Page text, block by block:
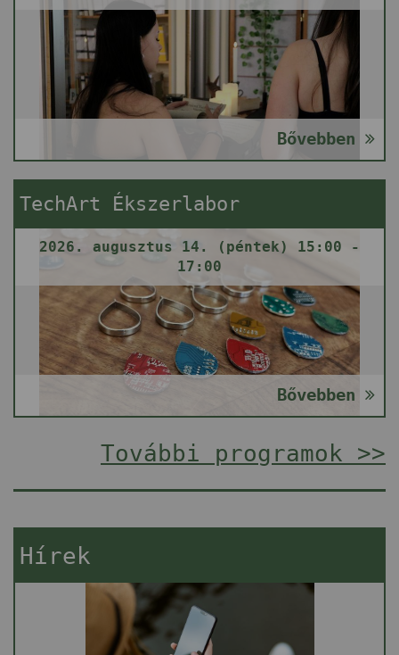
Bővebben
TechArt Ékszerlabor
2026. augusztus 14. (péntek) 15:00 -
17:00
Bővebben
További programok >>
Hírek